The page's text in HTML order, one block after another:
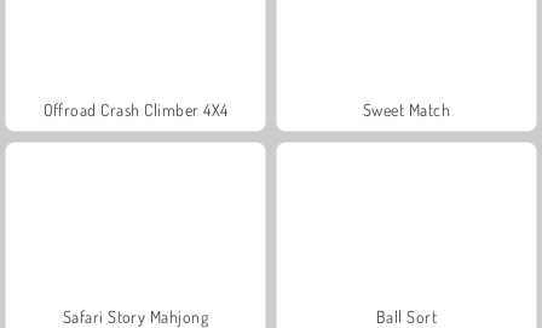
Offroad Crash Climber 4X4 Sweet Match
Safari Story Mahjong Ball Sort